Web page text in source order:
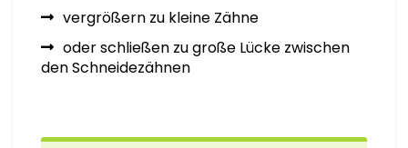
vergrößern zu kleine Zähne
oder schließen zu große Lücke zwischen
den Schneidezähnen